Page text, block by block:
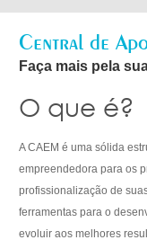
Central de
Faça mais pela
O que é?
A CAEM é uma sólida
empreendedora para os
profissionalização de
ferramentas para o
evoluir aos melhores